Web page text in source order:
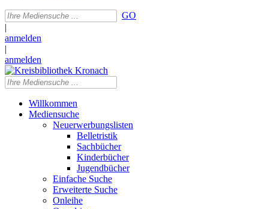
GO
|
anmelden
|
anmelden
Willkommen
Mediensuche
Neuerwerbungslisten
Belletristik
Sachbücher
Kinderbücher
Jugendbücher
Einfache Suche
Erweiterte Suche
Onleihe